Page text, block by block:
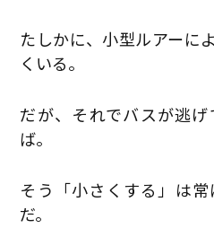
たしかに、小型ルアーに
くいる。
だが、それでバスが逃
ば。
そう「小さくする」は
だ。